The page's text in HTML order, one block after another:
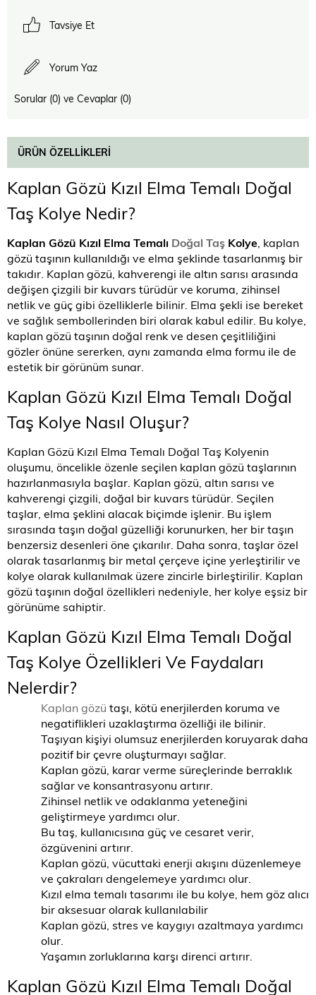
Tavsiye Et
Yorum Yaz
Sorular (0) ve Cevaplar (0)
ÜRÜN ÖZELLIKLERI
Kaplan Gözü Kızıl Elma Temalı Doğal
Taş Kolye Nedir?
Kaplan Gözü Kızıl Elma Temalı Doğal Taş Kolye , kaplan
gözü taşının kullanıldığı ve elma şeklinde tasarlanmış bir
takıdır. Kaplan gözü, kahverengi ile altın sarısı arasında
değişen çizgili bir kuvars türüdür ve koruma, zihinsel
netlik ve güç gibi özelliklerle bilinir. Elma şekli ise bereket
ve sağlık sembollerinden biri olarak kabul edilir. Bu kolye,
kaplan gözü taşının doğal renk ve desen çeşitliliğini
gözler önüne sererken, aynı zamanda elma formu ile de
estetik bir görünüm sunar.
Kaplan Gözü Kızıl Elma Temalı Doğal
Taş Kolye Nasıl Oluşur?
Kaplan Gözü Kızıl Elma Temalı Doğal Taş Kolyenin
oluşumu, öncelikle özenle seçilen kaplan gözü taşlarının
hazırlanmasıyla başlar. Kaplan gözü, altın sarısı ve
kahverengi çizgili, doğal bir kuvars türüdür. Seçilen
taşlar, elma şeklini alacak biçimde işlenir. Bu işlem
sırasında taşın doğal güzelliği korunurken, her bir taşın
benzersiz desenleri öne çıkarılır. Daha sonra, taşlar özel
olarak tasarlanmış bir metal çerçeve içine yerleştirilir ve
kolye olarak kullanılmak üzere zincirle birleştirilir. Kaplan
gözü taşının doğal özellikleri nedeniyle, her kolye eşsiz bir
görünüme sahiptir.
Kaplan Gözü Kızıl Elma Temalı Doğal
Taş Kolye Özellikleri Ve Faydaları
Nelerdir?
Kaplan gözü taşı, kötü enerjilerden koruma ve
negatiflikleri uzaklaştırma özelliği ile bilinir.
Taşıyan kişiyi olumsuz enerjilerden koruyarak daha
pozitif bir çevre oluşturmayı sağlar.
Kaplan gözü, karar verme süreçlerinde berraklık
sağlar ve konsantrasyonu artırır.
Zihinsel netlik ve odaklanma yeteneğini
geliştirmeye yardımcı olur.
Bu taş, kullanıcısına güç ve cesaret verir,
özgüvenini artırır.
Kaplan gözü, vücuttaki enerji akışını düzenlemeye
ve çakraları dengelemeye yardımcı olur.
Kızıl elma temalı tasarımı ile bu kolye, hem göz alıcı
bir aksesuar olarak kullanılabilir
Kaplan gözü, stres ve kaygıyı azaltmaya yardımcı
olur.
Yaşamın zorluklarına karşı direnci artırır.
Kaplan Gözü Kızıl Elma Temalı Doğal